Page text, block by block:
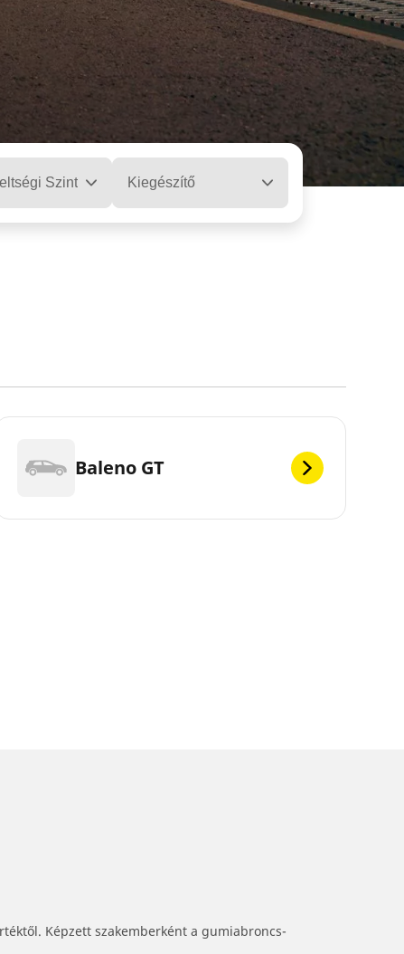
Szint Kiegészítő
Baleno GT
Képzett szakemberként a gumiabroncs-